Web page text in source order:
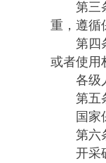
第三条
重，遵循
第四条
或者使用
各级人
第五条
国家保
第六条
开采矿